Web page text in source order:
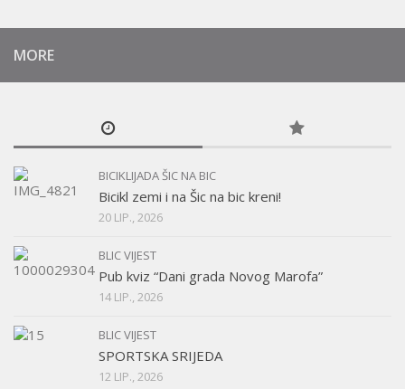
MORE
BICIKLIJADA ŠIC NA BIC
Bicikl zemi i na Šic na bic kreni!
20 LIP., 2026
BLIC VIJEST
Pub kviz “Dani grada Novog Marofa”
14 LIP., 2026
BLIC VIJEST
SPORTSKA SRIJEDA
12 LIP., 2026